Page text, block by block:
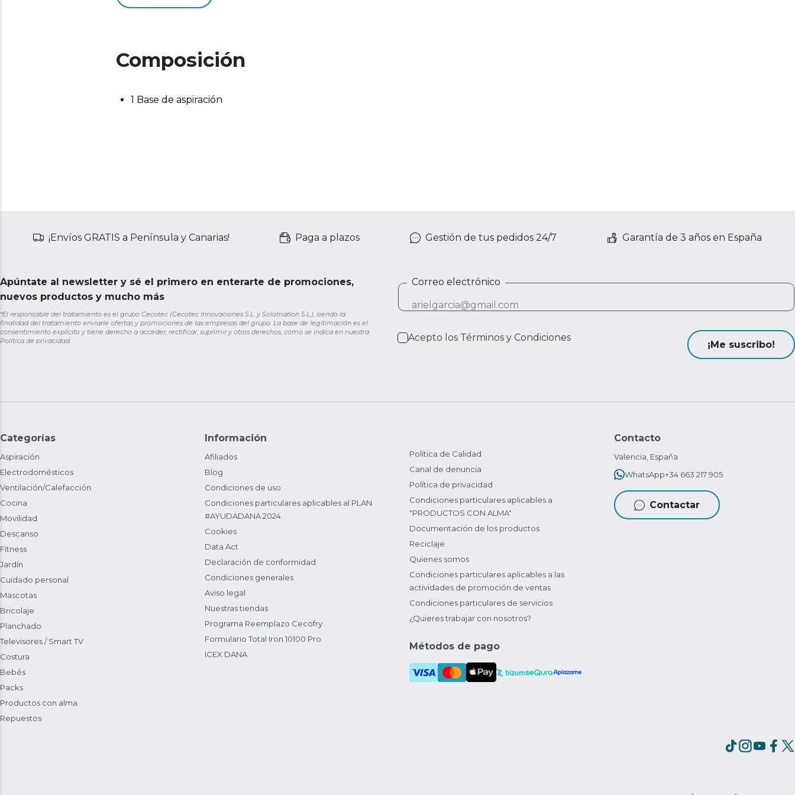
Composición
1 Base de aspiración
¡Envíos GRATIS a Península y Canarias! Paga a plazos Gestión de tus pedidos 24/7 Garantía de 3 años en España
Apúntate al newsletter y sé el primero en enterarte de promociones,
nuevos productos y mucho más
*El responsable del tratamiento es el grupo Cecotec (Cecotec Innovaciones S.L. y Solotriatlon S.L.), siendo la
finalidad del tratamiento enviarle ofertas y promociones de las empresas del grupo. La base de legitimación es el
consentimiento explícito y tiene derecho a acceder, rectificar, suprimir y otros derechos, como se indica en nuestra
Política de privacidad
Correo electrónico
Acepto los Términos y Condiciones
¡Me suscribo!
Categorías
Aspiración
Electrodomésticos
Ventilación/Calefacción
Cocina
Movilidad
Descanso
Fitness
Jardín
Cuidado personal
Mascotas
Bricolaje
Planchado
Televisores / Smart TV
Costura
Bebés
Packs
Productos con alma
Repuestos
Información
Afiliados
Blog
Condiciones de uso
Condiciones particulares aplicables al PLAN
#AYUDADANA 2024
Cookies
Data Act
Declaración de conformidad
Condiciones generales
Aviso legal
Nuestras tiendas
Programa Reemplazo Cecofry
Formulario Total Iron 10100 Pro
ICEX DANA
Política de Calidad
Canal de denuncia
Política de privacidad
Condiciones particulares aplicables a
"PRODUCTOS CON ALMA"
Documentación de los productos
Reciclaje
Quienes somos
Condiciones particulares aplicables a las
actividades de promoción de ventas
Condiciones particulares de servicios
¿Quieres trabajar con nosotros?
Métodos de pago
Contacto
Valencia, España
WhatsApp+34 663 217 905
Contactar